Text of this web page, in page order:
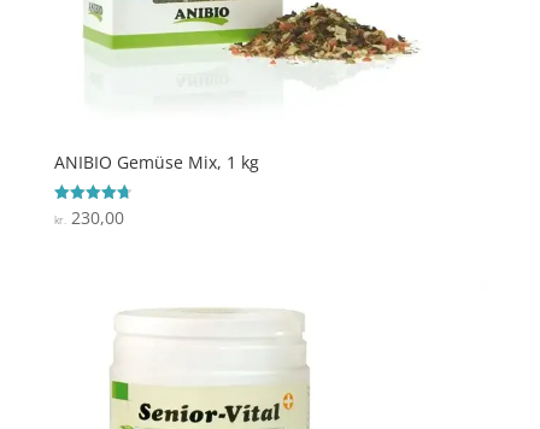
ANIBIO Gemüse Mix, 1 kg
Vurderet
4.7
kr.230,00